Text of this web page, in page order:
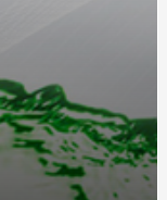
для
от
для
«Ваш